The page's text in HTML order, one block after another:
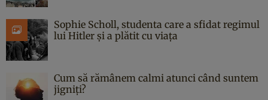
Sophie Scholl, studenta care a sfidat regimul
lui Hitler și a plătit cu viața
Cum să rămânem calmi atunci când suntem
jigniți?